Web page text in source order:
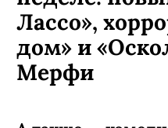
Лассо»,
дом» и
Мерфи